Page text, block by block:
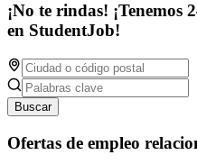
¡No te rindas! ¡Tenemos
en StudentJob!
Buscar
Ofertas de empleo